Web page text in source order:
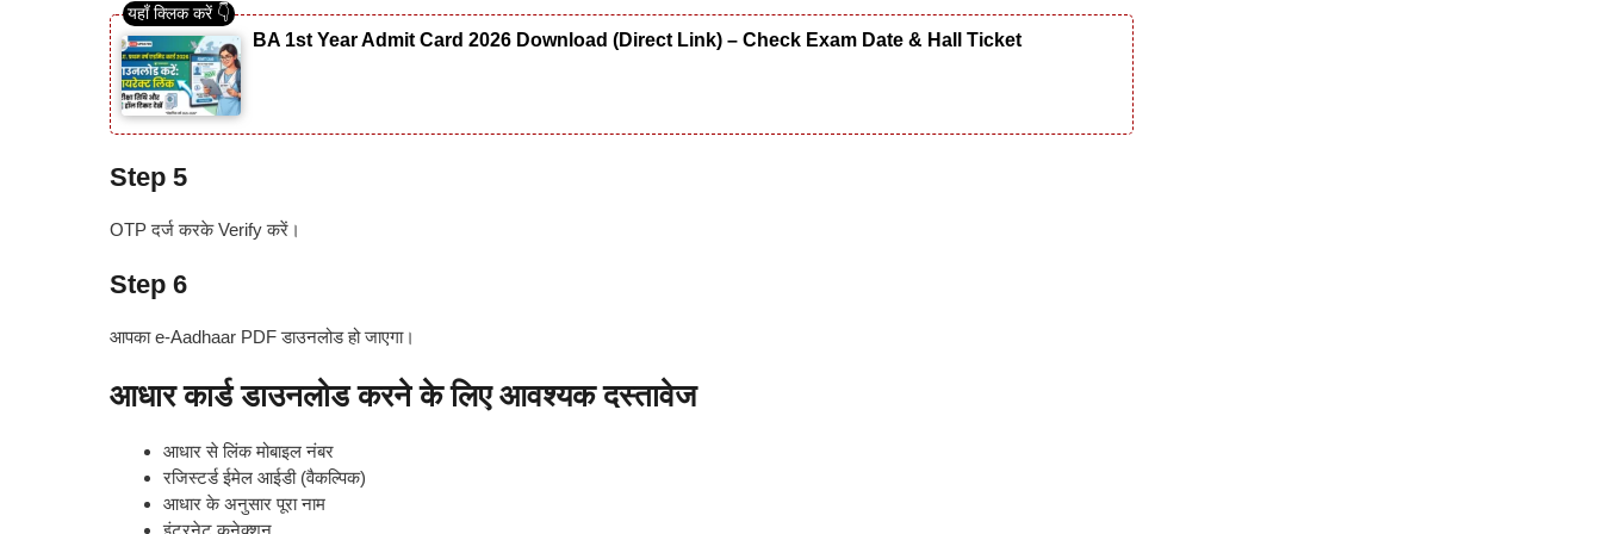
BA 1st Year Admit Card 2026 Download (Direct Link) – Check Exam Date & Hall Ticket
Step 5
OTP दर्ज करके Verify करें।
Step 6
आपका e-Aadhaar PDF डाउनलोड हो जाएगा।
आधार कार्ड डाउनलोड करने के लिए आवश्यक दस्तावेज
आधार से लिंक मोबाइल नंबर
रजिस्टर्ड ईमेल आईडी (वैकल्पिक)
आधार के अनुसार पूरा नाम
इंटरनेट कनेक्शन